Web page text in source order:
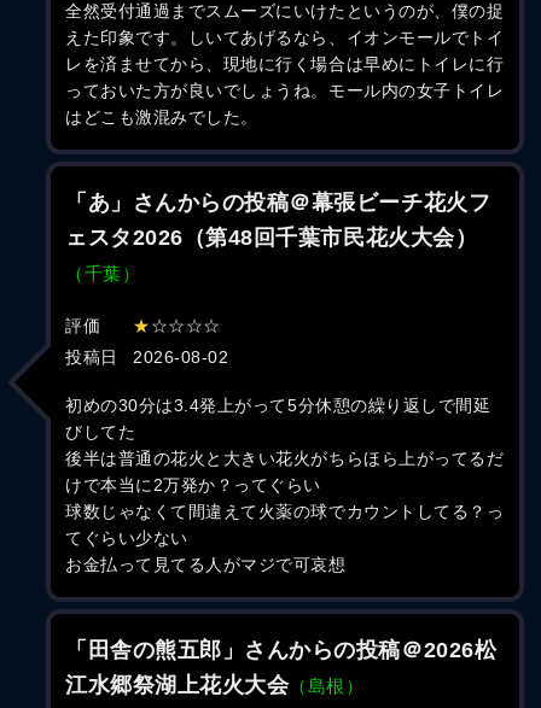
全然受付通過までスムーズにいけたというのが、僕の捉
えた印象です。しいてあげるなら、イオンモールでトイ
レを済ませてから、現地に行く場合は早めにトイレに行
っておいた方が良いでしょうね。モール内の女子トイレ
はどこも激混みでした。
「あ」さんからの投稿＠幕張ビーチ花火フ
ェスタ2026（第48回千葉市民花火大会）
（千葉）
評価 ★☆☆☆☆
投稿日
2026-08-02
初めの30分は3.4発上がって5分休憩の繰り返しで間延
びしてた
後半は普通の花火と大きい花火がちらほら上がってるだ
けで本当に2万発か？ってぐらい
球数じゃなくて間違えて火薬の球でカウントしてる？っ
てぐらい少ない
お金払って見てる人がマジで可哀想
「田舎の熊五郎」さんからの投稿＠2026松
江水郷祭湖上花火大会（島根）